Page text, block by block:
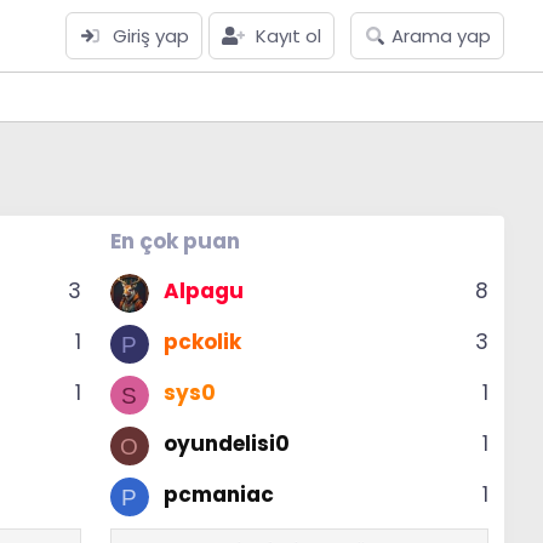
Giriş yap Kayıt ol Arama yap
3
1
1
En çok puan
8
Alpagu
P 3
pckolik
S 1
sys0
O 1
oyundelisi0
P 1
pcmaniac